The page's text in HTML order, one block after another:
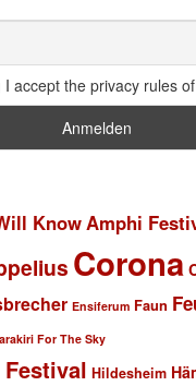
I accept the privacy rules
Know Amphi
Corona
Ensiferum Faun
For The Sky
Hildesheim